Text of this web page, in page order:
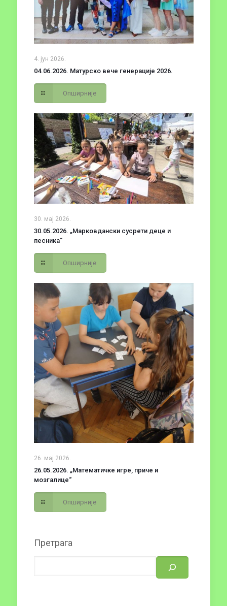
4. јун 2026.
04.06.2026. Матурско вече генерације 2026.
Опширније
30. мај 2026.
30.05.2026. „Марковдански сусрети деце и
песника“
Опширније
26. мај 2026.
26.05.2026. „Математичке игре, приче и
мозгалице“
Опширније
Претрага